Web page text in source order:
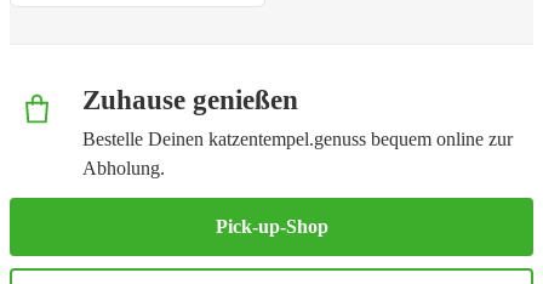
Zuhause genießen
Bestelle Deinen katzentempel.genuss bequem online zur
Abholung.
Pick-up-Shop